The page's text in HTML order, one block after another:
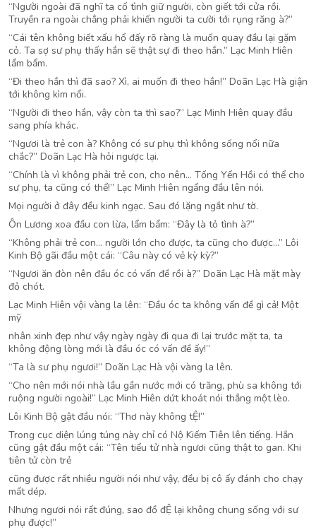
“Người ngoài đã nghĩ ta cố tình giữ người, còn giết tới cửa rồi.
Truyền ra ngoài chẳng phải khiến người ta cười tới rụng răng à?”
“Cái tên không biết xấu hổ đấy rõ ràng là muốn quay đầu lại gặm
cỏ. Ta sợ sư phụ thấy hắn sẽ thật sự đi theo hắn.” Lạc Minh Hiên
lẩm bẩm.
“Đi theo hắn thì đã sao? Xì, ai muốn đi theo hắn!” Doãn Lạc Hà giận
tới không kìm nổi.
“Người đi theo hắn, vậy còn ta thì sao?” Lạc Minh Hiên quay đầu
sang phía khác.
“Ngươi là trẻ con à? Không có sư phụ thì không sống nổi nữa
chắc?” Doãn Lạc Hà hỏi ngược lại.
“Chính là vì không phải trẻ con, cho nên… Tống Yến Hồi có thể cho
sư phụ, ta cũng có thể!” Lạc Minh Hiên ngẩng đầu lên nói.
Mọi người ở đây đều kinh ngạc. Sau đó lặng ngắt như tờ.
Ôn Lương xoa đầu con lừa, lẩm bẩm: “Đây là tỏ tình à?”
“Không phải trẻ con… người lớn cho được, ta cũng cho được…” Lôi
Kinh Bộ gãi đầu một cái: “Câu này có vẻ kỳ kỳ?”
“Ngươi ăn đòn nên đầu óc có vấn đề rồi à?” Doãn Lạc Hà mặt mày
đỏ chót.
Lạc Minh Hiên vội vàng la lên: “Đầu óc ta không vấn đề gì cả! Một
mỹ
nhân xinh đẹp như vậy ngày ngày đi qua đi lại trước mặt ta, ta
không động lòng mới là đầu óc có vấn đề ấy!”
“Ta là sư phụ ngươi!” Doãn Lạc Hà vội vàng la lên.
“Cho nên mới nói nhà lầu gần nước mới có trăng, phù sa không tới
ruộng người ngoài!” Lạc Minh Hiên dứt khoát nói thẳng một lèo.
Lôi Kinh Bộ gật đầu nói: “Thơ này không tỆ!”
Trong cục diện lúng túng này chỉ có Nộ Kiếm Tiên lên tiếng. Hắn
cũng gật đầu một cái: “Tên tiểu tử nhà ngươi cũng thật to gan. Khi
tiên tử còn trẻ
cũng được rất nhiều người nói như vậy, đều bị cô ấy đánh cho chạy
mất dép.
Nhưng ngươi nói rất đúng, sao đồ đỆ lại không chung sống với sư
phụ được!”